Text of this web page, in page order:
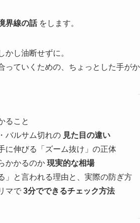
界線の話をします。
かし油断せずに。
っていくための、ちょっとした手が
ること
バルサム切れの 見た目の違い
に伸びる「ズーム抜け」の正体
かかるのか 現実的な相場
」と言われる理由と、実際の防ぎ方
マで 3分でできるチェック方法